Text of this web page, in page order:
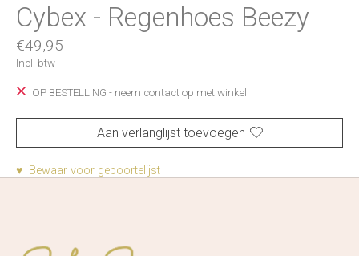
Cybex - Regenhoes Beezy
€49,95
Incl. btw
OP BESTELLING - neem contact op met winkel
Aan verlanglijst toevoegen
♥ Bewaar voor geboortelijst